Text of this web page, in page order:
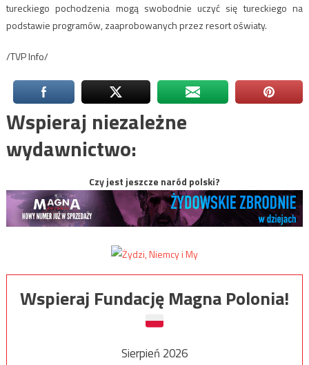
tureckiego pochodzenia mogą swobodnie uczyć się tureckiego na
podstawie programów, zaaprobowanych przez resort oświaty.
/TVP Info/
Wspieraj niezależne
wydawnictwo:
Czy jest jeszcze naród polski?
Wspieraj Fundację Magna Polonia!
Sierpień 2026